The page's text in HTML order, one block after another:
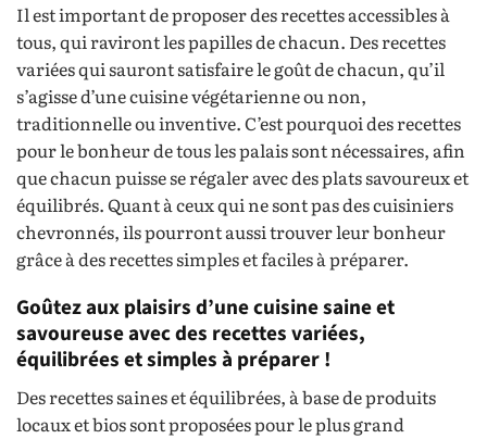
Il est important de proposer des recettes accessibles à
tous, qui raviront les papilles de chacun. Des recettes
variées qui sauront satisfaire le goût de chacun, qu’il
s’agisse d’une cuisine végétarienne ou non,
traditionnelle ou inventive. C’est pourquoi des recettes
pour le bonheur de tous les palais sont nécessaires, afin
que chacun puisse se régaler avec des plats savoureux et
équilibrés. Quant à ceux qui ne sont pas des cuisiniers
chevronnés, ils pourront aussi trouver leur bonheur
grâce à des recettes simples et faciles à préparer.
Goûtez aux plaisirs d’une cuisine saine et
savoureuse avec des recettes variées,
équilibrées et simples à préparer !
Des recettes saines et équilibrées, à base de produits
locaux et bios sont proposées pour le plus grand